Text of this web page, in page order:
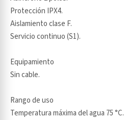
Protección IPX4.
Aislamiento clase F.
Servicio continuo (S1).
Equipamiento
Sin cable.
Rango de uso
Temperatura máxima del agua 75 °C.